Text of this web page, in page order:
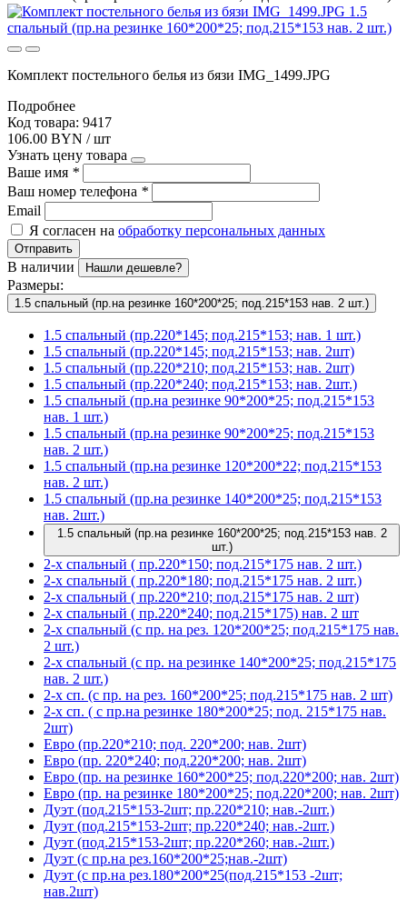
Комплект постельного белья из бязи IMG_1499.JPG
Подробнее
Код товара: 9417
106.00 BYN / шт
Узнать цену товара
Ваше имя *
Ваш номер телефона *
Email
Я согласен на обработку персональных данных
Отправить
В наличии Нашли дешевле?
Размеры:
1.5 спальный (пр.на резинке 160*200*25; под.215*153 нав. 2 шт.)
1.5 спальный (пр.220*145; под.215*153; нав. 1 шт.)
1.5 спальный (пр.220*145; под.215*153; нав. 2шт)
1.5 спальный (пр.220*210; под.215*153; нав. 2шт)
1.5 спальный (пр.220*240; под.215*153; нав. 2шт.)
1.5 спальный (пр.на резинке 90*200*25; под.215*153
нав. 1 шт.)
1.5 спальный (пр.на резинке 90*200*25; под.215*153
нав. 2 шт.)
1.5 спальный (пр.на резинке 120*200*22; под.215*153
нав. 2 шт.)
1.5 спальный (пр.на резинке 140*200*25; под.215*153
нав. 2шт.)
1.5 спальный (пр.на резинке 160*200*25; под.215*153 нав. 2
шт.)
2-х спальный ( пр.220*150; под.215*175 нав. 2 шт.)
2-х спальный ( пр.220*180; под.215*175 нав. 2 шт.)
2-х спальный ( пр.220*210; под.215*175 нав. 2 шт)
2-х спальный ( пр.220*240; под.215*175) нав. 2 шт
2-х спальный (с пр. на рез. 120*200*25; под.215*175 нав.
2 шт.)
2-х спальный (с пр. на резинке 140*200*25; под.215*175
нав. 2 шт.)
2-х сп. (с пр. на рез. 160*200*25; под.215*175 нав. 2 шт)
2-х сп. ( с пр.на резинке 180*200*25; под. 215*175 нав.
2шт)
Евро (пр.220*210; под. 220*200; нав. 2шт)
Евро (пр. 220*240; под.220*200; нав. 2шт)
Евро (пр. на резинке 160*200*25; под.220*200; нав. 2шт)
Евро (пр. на резинке 180*200*25; под.220*200; нав. 2шт)
Дуэт (под.215*153-2шт; пр.220*210; нав.-2шт.)
Дуэт (под.215*153-2шт; пр.220*240; нав.-2шт.)
Дуэт (под.215*153-2шт; пр.220*260; нав.-2шт.)
Дуэт (с пр.на рез.160*200*25;нав.-2шт)
Дуэт (с пр.на рез.180*200*25(под.215*153 -2шт;
нав.2шт)